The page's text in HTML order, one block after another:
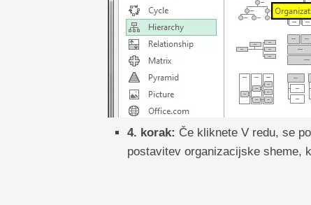
4. korak: Če kliknete V redu, se
postavitev organizacijske sheme,